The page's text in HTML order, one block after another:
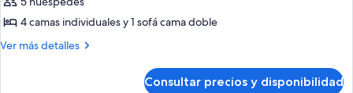
Apartamento,
2
4 camas individuales y 1 sofá cama doble
Ver más detalles
Más
Consultar precios y disponibilidad